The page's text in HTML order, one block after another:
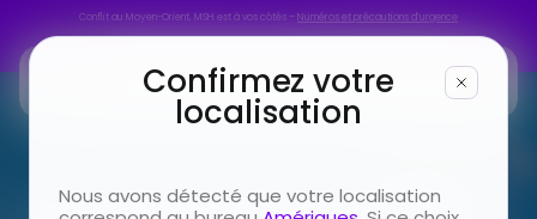
Confirmez votre
localisation
Nous avons détecté que votre localisation
Conflit au Moyen-Orient, MSH est à vos côtés –Numéros et précautions d’urgence